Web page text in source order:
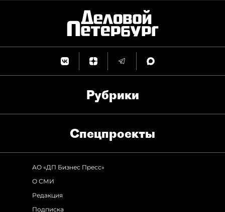
Рубрики
Спец­проекты
АО «ДП Бизнес Пресс»
О СМИ
Редакция
Подписка